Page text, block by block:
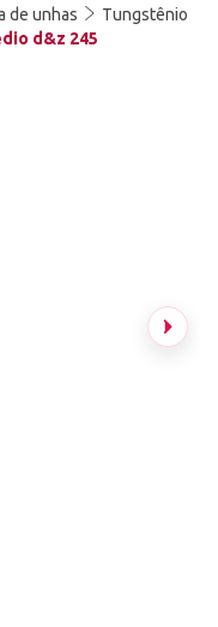
de unhas
Tungstênio
d&z 245